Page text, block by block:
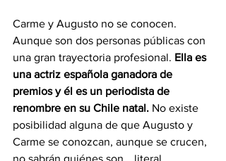
Carme y Augusto no se conocen.
Aunque son dos personas públicas con
una gran trayectoria profesional. Ella es
una actriz española ganadora de
premios y él es un periodista de
renombre en su Chile natal. No existe
posibilidad alguna de que Augusto y
Carme se conozcan, aunque se crucen,